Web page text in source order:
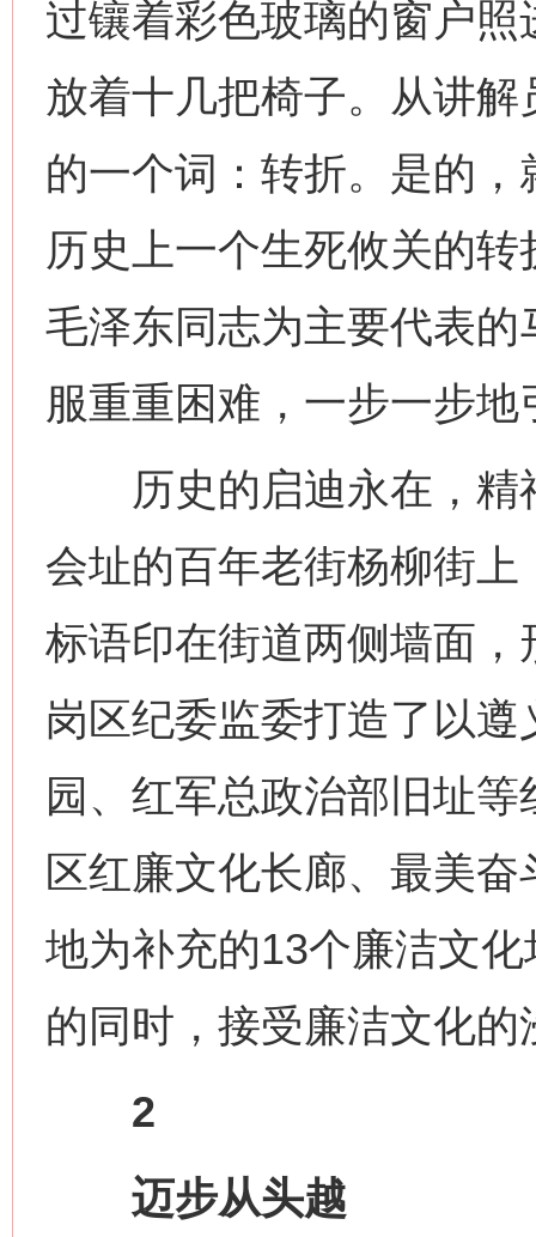
过镶着彩色玻璃的窗户
放着十几把椅子。从讲
的一个词：转折。是的
历史上一个生死攸关的
毛泽东同志为主要代表
服重重困难，一步一步
历史的启迪永在，精
会址的百年老街杨柳街
标语印在街道两侧墙面
岗区纪委监委打造了以
园、红军总政治部旧址
区红廉文化长廊、最美
地为补充的13个廉洁文
的同时，接受廉洁文化的
2
迈步从头越